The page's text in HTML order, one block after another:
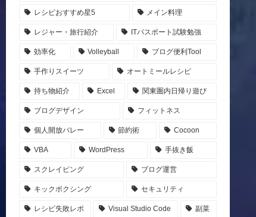
レシピおすすめ星5 メイン料理
レジャー・旅行紹介 ITパスポート試験勉強
効率化 Volleyball ブログ便利Tool
手作りスイーツ オートミールレシピ
持ち物紹介 Excel 関東圏内日帰り遊び
ブログデザイン フィットネス
個人開放バレー 節約術 Cocoon
VBA WordPress 手抜き飯
スクレイピング ブログ運営
キックボクシング セキュリティ
レシピ失敗レポ Visual Studio Code 副菜